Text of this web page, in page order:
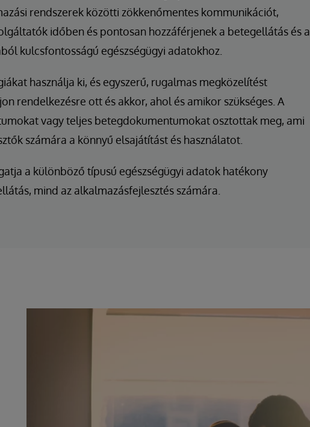
rendszerek közötti zökkenőmentes kommunikációt,
időben és pontosan hozzáférjenek a betegellátás és a
kulcsfontosságú egészségügyi adatokhoz.
használja ki, és egyszerű, rugalmas megközelítést
rendelkezésre ott és akkor, ahol és amikor szükséges. A
vagy teljes betegdokumentumokat osztottak meg, ami
számára a könnyű elsajátítást és használatot.
a különböző típusú egészségügyi adatok hatékony
mind az alkalmazásfejlesztés számára.